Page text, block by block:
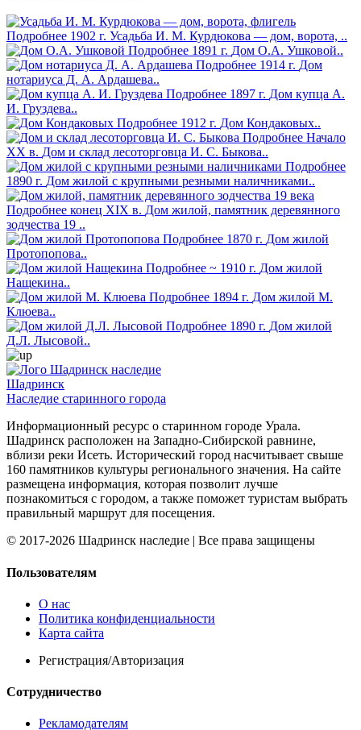
Подробнее 1902 г. Усадьба И. М. Курдюкова — дом, ворота, ..
Подробнее 1891 г. Дом О.А. Ушковой..
Подробнее 1914 г. Дом
нотариуса Д. А. Ардашева..
Подробнее 1897 г. Дом купца А.
И. Груздева..
Подробнее 1912 г. Дом Кондаковых..
Подробнее Начало
XX в. Дом и склад лесоторговца И. С. Быкова..
Подробнее
1890 г. Дом жилой с крупными резными наличниками..
Подробнее конец XIX в. Дом жилой, памятник деревянного
зодчества 19 ..
Подробнее 1870 г. Дом жилой
Протопопова..
Подробнее ~ 1910 г. Дом жилой
Нащекина..
Подробнее 1894 г. Дом жилой М.
Клюева..
Подробнее 1890 г. Дом жилой
Д.Л. Лысовой..
Шадринск
Наследие старинного города
Информационный ресурс о старинном городе Урала.
Шадринск расположен на Западно-Сибирской равнине,
вблизи реки Исеть. Исторический город насчитывает свыше
160 памятников культуры регионального значения. На сайте
размещена информация, которая позволит лучше
познакомиться с городом, а также поможет туристам выбрать
правильный маршрут для посещения.
© 2017-2026 Шадринск наследие | Все права защищены
Пользователям
О нас
Политика конфиденциальности
Карта сайта
Регистрация/Авторизация
Сотрудничество
Рекламодателям